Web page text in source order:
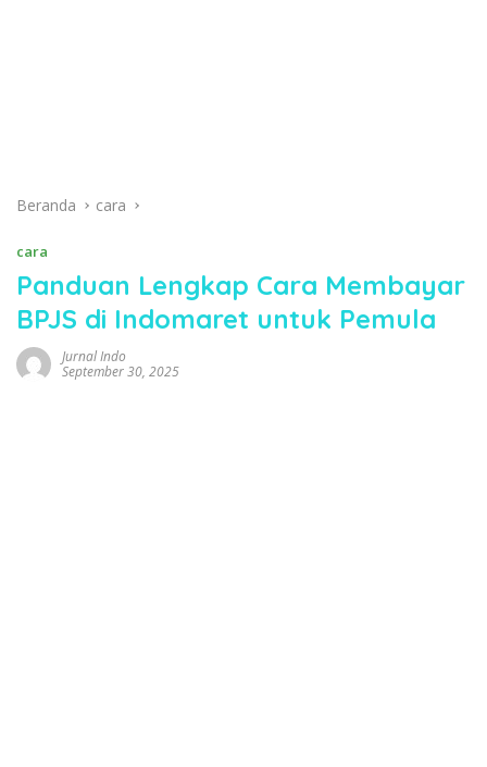
Beranda cara
cara
Panduan Lengkap Cara Membayar
BPJS di Indomaret untuk Pemula
Jurnal Indo
September 30, 2025